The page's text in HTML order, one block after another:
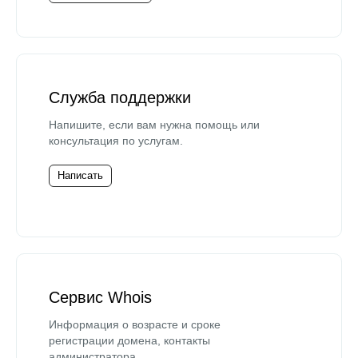
Служба поддержки
Напишите, если вам нужна помощь или
консультация по услугам.
Написать
Сервис Whois
Информация о возрасте и сроке
регистрации домена, контакты